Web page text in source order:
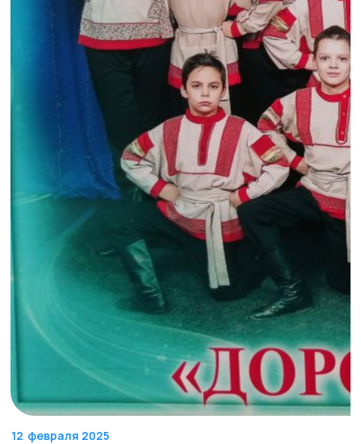
12 февраля 2025